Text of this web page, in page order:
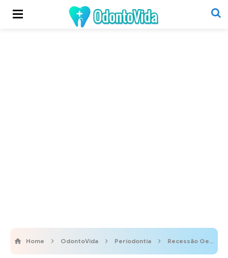
Home OdontoVida Periodontia Recessão Gengival